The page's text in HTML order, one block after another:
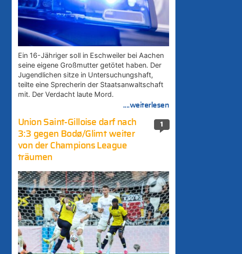
Ein 16-Jähriger soll in Eschweiler bei Aachen
seine eigene Großmutter getötet haben. Der
Jugendlichen sitze in Untersuchungshaft,
teilte eine Sprecherin der Staatsanwaltschaft
mit. Der Verdacht laute Mord.
....weiterlesen
1
Union Saint-Gilloise darf nach
3:3 gegen Bodø/Glimt weiter
von der Champions League
träumen